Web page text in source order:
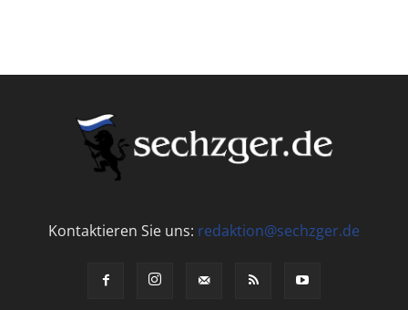
Kontaktieren Sie uns: redaktion@sechzger.de